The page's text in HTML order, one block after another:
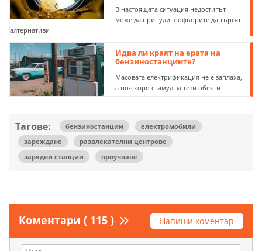
В настоящата ситуация недостигът
може да принуди шофьорите да търсят
алтернативи
Идва ли краят на ерата на
бензиностанциите?
Масовата електрификация не е заплаха,
а по-скоро стимул за тези обекти
Тагове: бензиностанции
електромобили
зареждане
развлекателни центрове
зарядни станции
проучване
Коментари ( 115 ) Напиши коментар